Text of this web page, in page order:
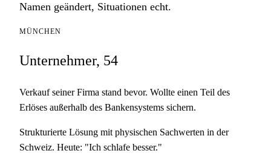
Namen geändert, Situationen echt.
MÜNCHEN
Unternehmer, 54
Verkauf seiner Firma stand bevor. Wollte einen Teil des
Erlöses außerhalb des Bankensystems sichern.
Strukturierte Lösung mit physischen Sachwerten in der
Schweiz. Heute: "Ich schlafe besser."